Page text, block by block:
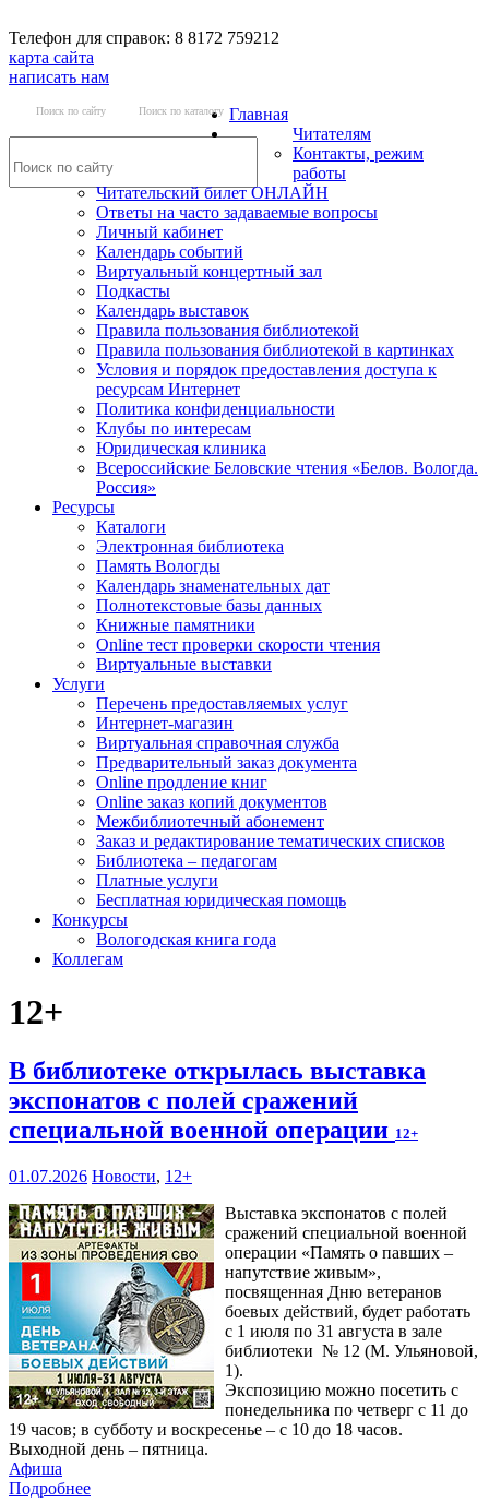
Телефон для справок: 8 8172 759212
карта сайта
написать нам
Поиск по сайту Поиск по каталогу Главная
Читателям
Контакты, режим
работы
Читательский билет ОНЛАЙН
Ответы на часто задаваемые вопросы
Личный кабинет
Календарь событий
Виртуальный концертный зал
Подкасты
Календарь выставок
Правила пользования библиотекой
Правила пользования библиотекой в картинках
Условия и порядок предоставления доступа к
ресурсам Интернет
Политика конфиденциальности
Клубы по интересам
Юридическая клиника
Всероссийские Беловские чтения «Белов. Вологда.
Россия»
Ресурсы
Каталоги
Электронная библиотека
Память Вологды
Календарь знаменательных дат
Полнотекстовые базы данных
Книжные памятники
Online тест проверки скорости чтения
Виртуальные выставки
Услуги
Перечень предоставляемых услуг
Интернет-магазин
Виртуальная справочная служба
Предварительный заказ документа
Online продление книг
Online заказ копий документов
Межбиблиотечный абонемент
Заказ и редактирование тематических списков
Библиотека – педагогам
Платные услуги
Бесплатная юридическая помощь
Конкурсы
Вологодская книга года
Коллегам
12+
В библиотеке открылась выставка
экспонатов с полей сражений
специальной военной операции 12+
01.07.2026 Новости, 12+
Выставка экспонатов с полей
сражений специальной военной
операции «Память о павших –
напутствие живым»,
посвященная Дню ветеранов
боевых действий, будет работать
с 1 июля по 31 августа в зале
библиотеки № 12 (М. Ульяновой,
1).
Экспозицию можно посетить с
понедельника по четверг с 11 до
19 часов; в субботу и воскресенье – с 10 до 18 часов.
Выходной день – пятница.
Афиша
Подробнее